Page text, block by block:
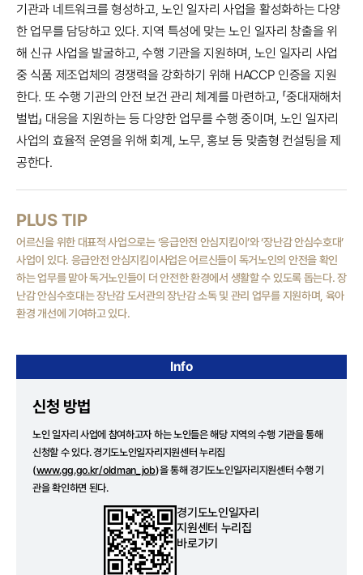
기관과 네트워크를 형성하고, 노인 일자리 사업을 활성화하는 다양
한 업무를 담당하고 있다. 지역 특성에 맞는 노인 일자리 창출을 위
해 신규 사업을 발굴하고, 수행 기관을 지원하며, 노인 일자리 사업
중 식품 제조업체의 경쟁력을 강화하기 위해 HACCP 인증을 지원
한다. 또 수행 기관의 안전 보건 관리 체계를 마련하고, 「중대재해처
벌법」 대응을 지원하는 등 다양한 업무를 수행 중이며, 노인 일자리
사업의 효율적 운영을 위해 회계, 노무, 홍보 등 맞춤형 컨설팅을 제
공한다.
PLUS TIP
어르신을 위한 대표적 사업으로는 ‘응급안전 안심지킴이’와 ‘장난감 안심수호대’
사업이 있다. 응급안전 안심지킴이사업은 어르신들이 독거노인의 안전을 확인
하는 업무를 맡아 독거노인들이 더 안전한 환경에서 생활할 수 있도록 돕는다. 장
난감 안심수호대는 장난감 도서관의 장난감 소독 및 관리 업무를 지원하며, 육아
환경 개선에 기여하고 있다.
Info
신청 방법
노인 일자리 사업에 참여하고자 하는 노인들은 해당 지역의 수행 기관을 통해
신청할 수 있다. 경기도노인일자리지원센터 누리집
(www.gg.go.kr/oldman_job)을 통해 경기도노인일자리지원센터 수행 기
관을 확인하면 된다.
경기도노인일자리
지원센터 누리집
바로가기